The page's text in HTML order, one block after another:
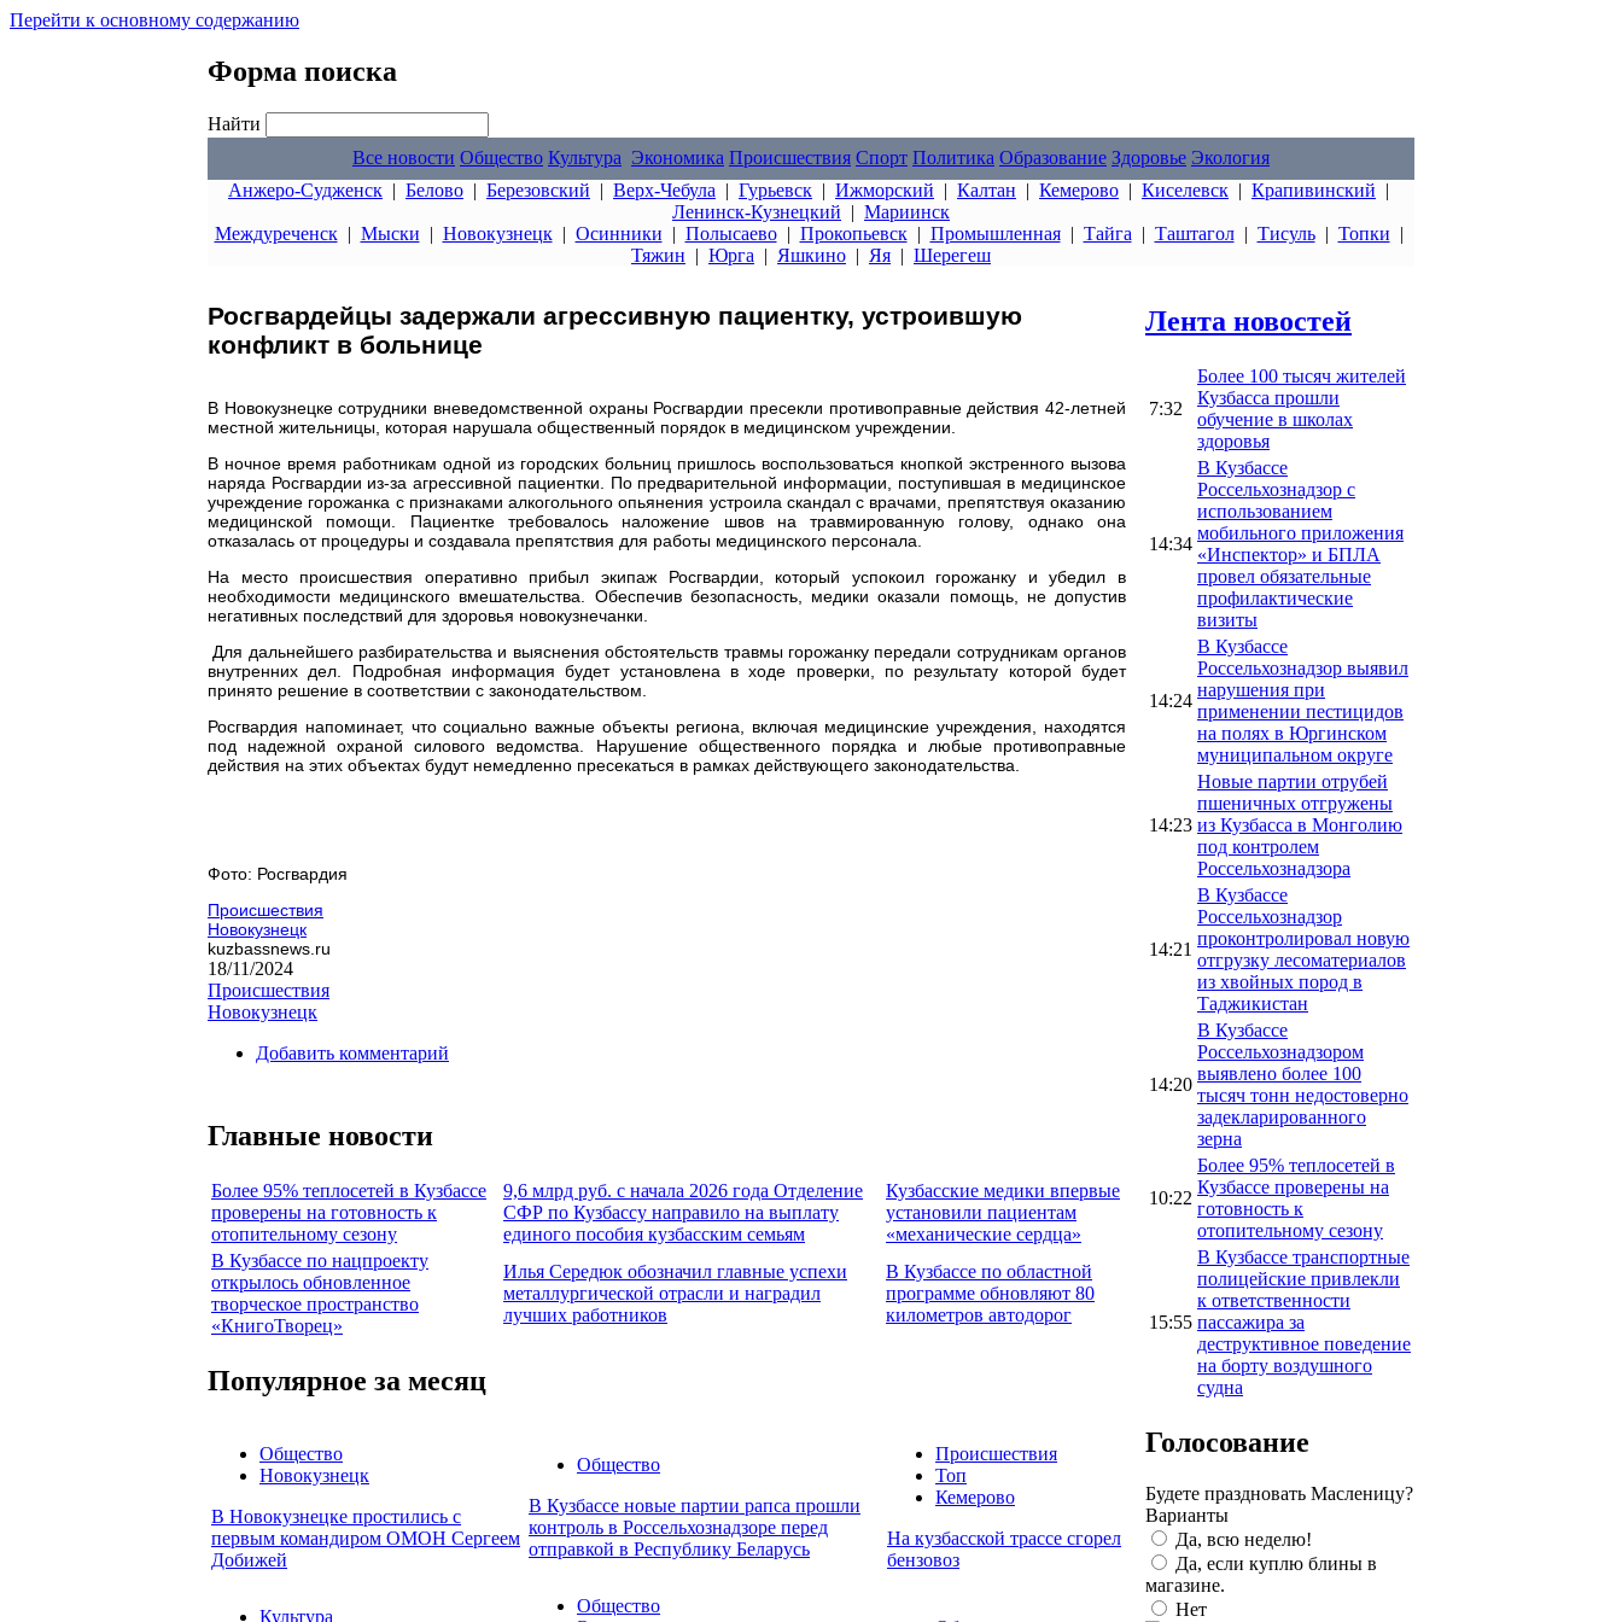
Перейти к основному содержанию
Форма поиска
Найти
Все новости Общество Культура Экономика Происшествия Спорт Политика Образование Здоровье Экология
Анжеро-Судженск | Белово | Березовский | Верх-Чебула | Гурьевск | Ижморский | Калтан | Кемерово | Киселевск | Крапивинский |
Ленинск-Кузнецкий | Мариинск
Междуреченск| Мыски | Новокузнецк| Осинники | Полысаево| Прокопьевск| Промышленная| Тайга | Таштагол| Тисуль| Топки |
Тяжин | Юрга | Яшкино | Яя | Шерегеш
Росгвардейцы задержали агрессивную пациентку, устроившую
конфликт в больнице
В Новокузнецке сотрудники вневедомственной охраны Росгвардии пресекли противоправные действия 42-летней
местной жительницы, которая нарушала общественный порядок в медицинском учреждении.
В ночное время работникам одной из городских больниц пришлось воспользоваться кнопкой экстренного вызова
наряда Росгвардии из-за агрессивной пациентки. По предварительной информации, поступившая в медицинское
учреждение горожанка с признаками алкогольного опьянения устроила скандал с врачами, препятствуя оказанию
медицинской помощи. Пациентке требовалось наложение швов на травмированную голову, однако она
отказалась от процедуры и создавала препятствия для работы медицинского персонала.
На место происшествия оперативно прибыл экипаж Росгвардии, который успокоил горожанку и убедил в
необходимости медицинского вмешательства. Обеспечив безопасность, медики оказали помощь, не допустив
негативных последствий для здоровья новокузнечанки.
Для дальнейшего разбирательства и выяснения обстоятельств травмы горожанку передали сотрудникам органов
внутренних дел. Подробная информация будет установлена в ходе проверки, по результату которой будет
принято решение в соответствии с законодательством.
Росгвардия напоминает, что социально важные объекты региона, включая медицинские учреждения, находятся
под надежной охраной силового ведомства. Нарушение общественного порядка и любые противоправные
действия на этих объектах будут немедленно пресекаться в рамках действующего законодательства.
Фото: Росгвардия
Происшествия
Новокузнецк
kuzbassnews.ru
18/11/2024
Происшествия
Новокузнецк
Добавить комментарий
Главные новости
Более 95% теплосетей в Кузбассе
проверены на готовность к
отопительному сезону
9,6 млрд руб. с начала 2026 года Отделение
СФР по Кузбассу направило на выплату
единого пособия кузбасским семьям
Кузбасские медики впервые
установили пациентам
«механические сердца»
В Кузбассе по нацпроекту
открылось обновленное
творческое пространство
«КнигоТворец»
Илья Середюк обозначил главные успехи
металлургической отрасли и наградил
лучших работников
В Кузбассе по областной
программе обновляют 80
километров автодорог
Популярное за месяц
Общество
Новокузнецк
В Новокузнецке простились с
первым командиром ОМОН Сергеем
Добижей
Общество
В Кузбассе новые партии рапса прошли
контроль в Россельхознадзоре перед
отправкой в Республику Беларусь
Происшествия
Топ
Кемерово
На кузбасской трассе сгорел
бензовоз
Культура
Общество
Лента новостей
7:32
Более 100 тысяч жителей
Кузбасса прошли
обучение в школах
здоровья
14:34
В Кузбассе
Россельхознадзор с
использованием
мобильного приложения
«Инспектор» и БПЛА
провел обязательные
профилактические
визиты
14:24
В Кузбассе
Россельхознадзор выявил
нарушения при
применении пестицидов
на полях в Юргинском
муниципальном округе
14:23
Новые партии отрубей
пшеничных отгружены
из Кузбасса в Монголию
под контролем
Россельхознадзора
14:21
В Кузбассе
Россельхознадзор
проконтролировал новую
отгрузку лесоматериалов
из хвойных пород в
Таджикистан
14:20
В Кузбассе
Россельхознадзором
выявлено более 100
тысяч тонн недостоверно
задекларированного
зерна
10:22
Более 95% теплосетей в
Кузбассе проверены на
готовность к
отопительному сезону
15:55
В Кузбассе транспортные
полицейские привлекли
к ответственности
пассажира за
деструктивное поведение
на борту воздушного
судна
Голосование
Будете праздновать Масленицу?
Варианты
Да, всю неделю!
Да, если куплю блины в
магазине.
Нет